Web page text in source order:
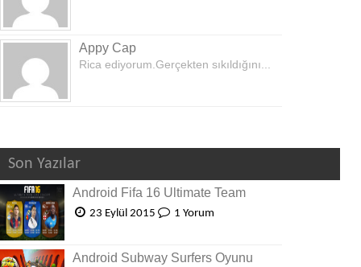
Appy Cap
Rica ediyorum.Gerçekten sıkıldığını...
Son Yazılar
Android Fifa 16 Ultimate Team
23 Eylül 2015 1 Yorum
Android Subway Surfers Oyunu